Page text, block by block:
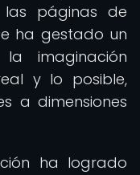
las páginas de
ha gestado un
imaginación
y lo posible,
a dimensiones
ha logrado